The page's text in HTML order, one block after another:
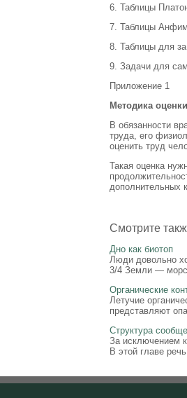
6. Таблицы
7. Таблицы
8. Таблицы для
9. Задачи для
Приложение 1
Методика
В обязанности
труда, его
оценить труд
Такая оценка
дополнительных
Смотрите
Дно как биотоп
Люди довольно
3/4 Земли —
Органические
Летучие
представляют
Структура
За исключением
В этой главе